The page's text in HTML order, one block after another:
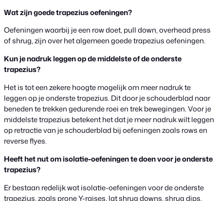
Wat zijn goede trapezius oefeningen?
Oefeningen waarbij je een row doet, pull down, overhead press
of shrug, zijn over het algemeen goede trapezius oefeningen.
Kun je nadruk leggen op de middelste of de onderste
trapezius?
Het is tot een zekere hoogte mogelijk om meer nadruk te
leggen op je onderste trapezius. Dit door je schouderblad naar
beneden te trekken gedurende roei en trek bewegingen. Voor je
middelste trapezius betekent het dat je meer nadruk wilt leggen
op retractie van je schouderblad bij oefeningen zoals rows en
reverse flyes.
Heeft het nut om isolatie-oefeningen te doen voor je onderste
trapezius?
Er bestaan redelijk wat isolatie-oefeningen voor de onderste
trapezius, zoals prone Y-raises, lat shrug downs, shrug dips,